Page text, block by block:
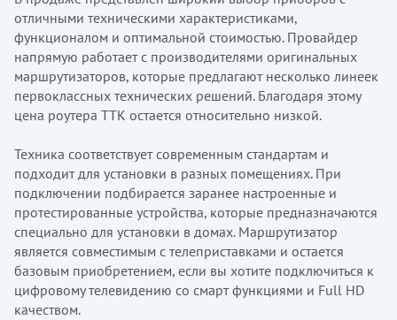
отличными техническими характеристиками,
функционалом и оптимальной стоимостью. Провайдер
напрямую работает с производителями оригинальных
маршрутизаторов, которые предлагают несколько линеек
первоклассных технических решений. Благодаря этому
цена роутера ТТК остается относительно низкой.
Техника соответствует современным стандартам и
подходит для установки в разных помещениях. При
подключении подбирается заранее настроенные и
протестированные устройства, которые предназначаются
специально для установки в домах. Маршрутизатор
является совместимым с телеприставками и остается
базовым приобретением, если вы хотите подключиться к
цифровому телевидению со смарт функциями и Full HD
качеством.